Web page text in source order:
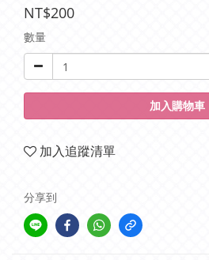
NT$200
數量
加入購物車
加入追蹤清單
分享到